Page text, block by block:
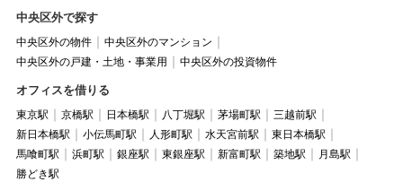
中央区外で探す
中央区外の物件
中央区外のマンション
中央区外の戸建・土地・事業用
中央区外の投資物件
オフィスを借りる
東京駅 京橋駅 日本橋駅 八丁堀駅 茅場町駅
三越前駅
新日本橋駅
小伝馬町駅 人形町駅 水天宮前駅
東日本橋駅
馬喰町駅
浜町駅 銀座駅 東銀座駅 新富町駅 築地駅
月島駅
勝どき駅